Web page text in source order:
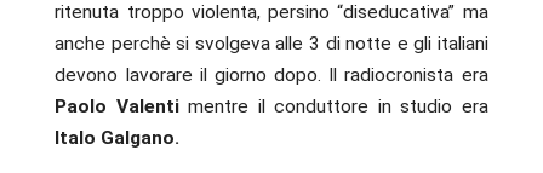
ritenuta troppo violenta, persino “diseducativa” ma
anche perchè si svolgeva alle 3 di notte e gli italiani
devono lavorare il giorno dopo. Il radiocronista era
Paolo Valentimentre il conduttore in studio era
Italo Galgano.